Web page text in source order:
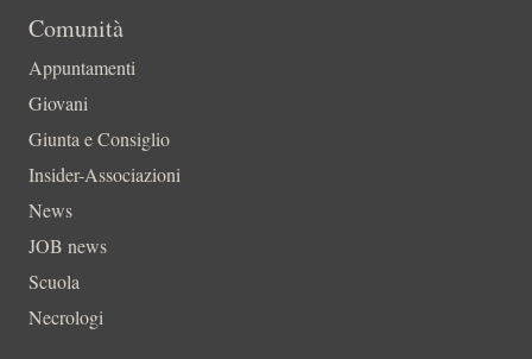
Comunità
Appuntamenti
Giovani
Giunta e Consiglio
Insider-Associazioni
News
JOB news
Scuola
Necrologi